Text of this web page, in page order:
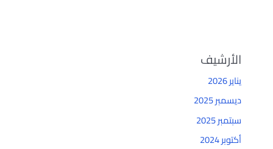
الأرشيف
يناير 2026
ديسمبر 2025
سبتمبر 2025
أكتوبر 2024